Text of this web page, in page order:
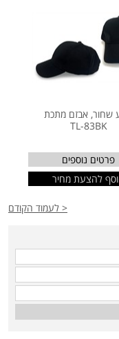
שחור, אבזם מתכת
TL-83BK
פרטים נוספים
להצעת מחיר
< לעמוד הקודם